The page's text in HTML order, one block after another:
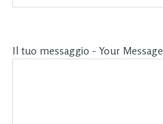
Il tuo messaggio - Your Message